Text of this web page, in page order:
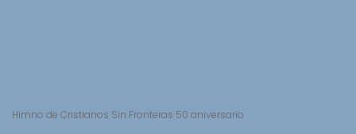
Himno de Cristianos Sin Fronteras 50 aniversario